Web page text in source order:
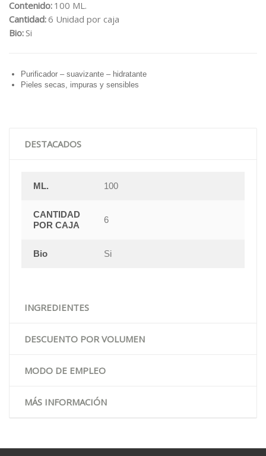
Contenido: 100 ML.
Cantidad:6 Unidad por caja
Bio:Si
Purificador – suavizante – hidratante
Pieles secas, impuras y sensibles
DESTACADOS
ML. 100
CANTIDAD
POR CAJA
6
Bio Si
INGREDIENTES
DESCUENTO POR VOLUMEN
MODO DE EMPLEO
MÁS INFORMACIÓN